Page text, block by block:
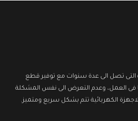
التى تصل الى عدة سنوات مع توفير قطع
فى العمل، وعدم التعرض الى نفس المشكلة
الكهربائية تتم بشكل سريع ومتميز.